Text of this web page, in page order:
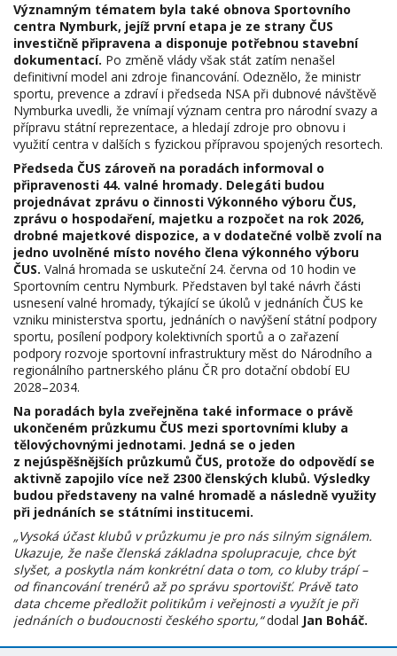
Významným tématem byla také obnova Sportovního
centra Nymburk, jejíž první etapa je ze strany ČUS
investičně připravena a disponuje potřebnou stavební
dokumentací. Po změně vlády však stát zatím nenašel
definitivní model ani zdroje financování. Odeznělo, že ministr
sportu, prevence a zdraví i předseda NSA při dubnové návštěvě
Nymburka uvedli, že vnímají význam centra pro národní svazy a
přípravu státní reprezentace, a hledají zdroje pro obnovu i
využití centra v dalších s fyzickou přípravou spojených resortech.
Předseda ČUS zároveň na poradách informoval o
připravenosti 44. valné hromady. Delegáti budou
projednávat zprávu o činnosti Výkonného výboru ČUS,
zprávu o hospodaření, majetku a rozpočet na rok 2026,
drobné majetkové dispozice, a v dodatečné volbě zvolí na
jedno uvolněné místo nového člena výkonného výboru
ČUS. Valná hromada se uskuteční 24. června od 10 hodin ve
Sportovním centru Nymburk. Představen byl také návrh části
usnesení valné hromady, týkající se úkolů v jednáních ČUS ke
vzniku ministerstva sportu, jednáních o navýšení státní podpory
sportu, posílení podpory kolektivních sportů a o zařazení
podpory rozvoje sportovní infrastruktury měst do Národního a
regionálního partnerského plánu ČR pro dotační období EU
2028–2034.
Na poradách byla zveřejněna také informace o právě
ukončeném průzkumu ČUS mezi sportovními kluby a
tělovýchovnými jednotami. Jedná se o jeden
z nejúspěšnějších průzkumů ČUS, protože do odpovědí se
aktivně zapojilo více než 2300 členských klubů. Výsledky
budou představeny na valné hromadě a následně využity
při jednáních se státními institucemi.
„Vysoká účast klubů v průzkumu je pro nás silným signálem.
Ukazuje, že naše členská základna spolupracuje, chce být
slyšet, a poskytla nám konkrétní data o tom, co kluby trápí –
od financování trenérů až po správu sportovišť. Právě tato
data chceme předložit politikům i veřejnosti a využít je při
jednáních o budoucnosti českého sportu,“dodal Jan Boháč.